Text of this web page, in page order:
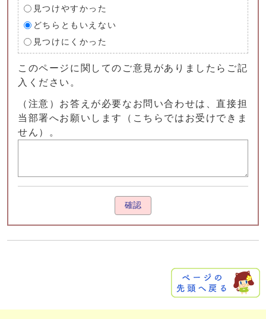
見つけやすかった
どちらともいえない
見つけにくかった
このページに関してのご意見がありましたらご記
入ください。
（注意）お答えが必要なお問い合わせは、直接担
当部署へお願いします（こちらではお受けできま
せん）。
確認